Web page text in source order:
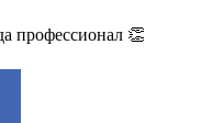
профессионал 👏